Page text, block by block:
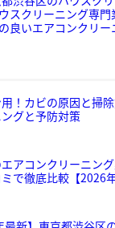
をプロが解説
スクリーニング専
を徹底解説
良いエアコンクリ
！カビの原因と掃
グと予防対策
アコンクリーニン
で徹底比較【2026年